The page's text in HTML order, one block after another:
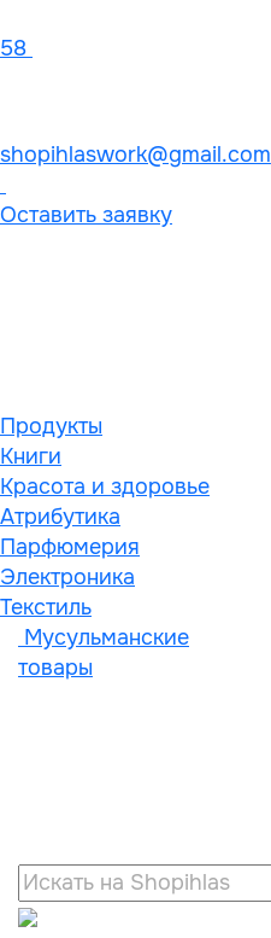
58
shopihlaswork@gmail.com
Оставить заявку
Продукты
Книги
Красота и здоровье
Атрибутика
Парфюмерия
Электроника
Текстиль
Мусульманские
товары